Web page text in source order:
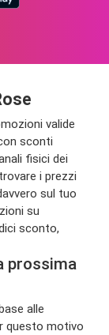
valide
sconti
fisici dei
i prezzi
sul tuo
su
sconto,
prossima
alle
questo motivo